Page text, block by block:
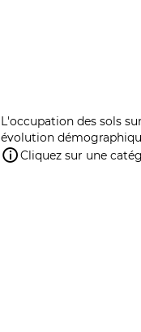
L'occupation des sols
évolution
Cliquez sur une